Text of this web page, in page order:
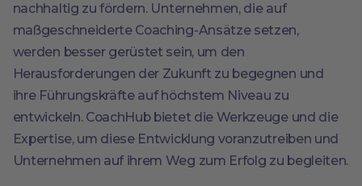
nachhaltig zu fördern. Unternehmen, die auf
maßgeschneiderte Coaching-Ansätze setzen,
werden besser gerüstet sein, um den
Herausforderungen der Zukunft zu begegnen und
ihre Führungskräfte auf höchstem Niveau zu
entwickeln. CoachHub bietet die Werkzeuge und die
Expertise, um diese Entwicklung voranzutreiben und
Unternehmen auf ihrem Weg zum Erfolg zu begleiten.